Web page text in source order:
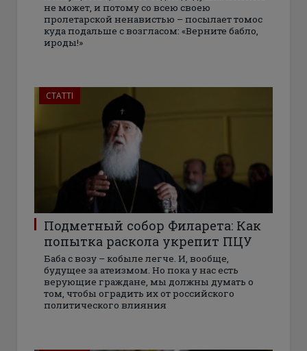
не может, и потому со всею своею
пролетарской ненавистью – посылает томос
куда подальше с возгласом: «Верните бабло,
ироды!»
СТАТТІ
Подметный собор Филарета: Как
попытка раскола укрепит ПЦУ
Баба с возу – кобыле легче. И, вообще,
будущее за атеизмом. Но пока у нас есть
верующие граждане, мы должны думать о
том, чтобы оградить их от российского
политического влияния